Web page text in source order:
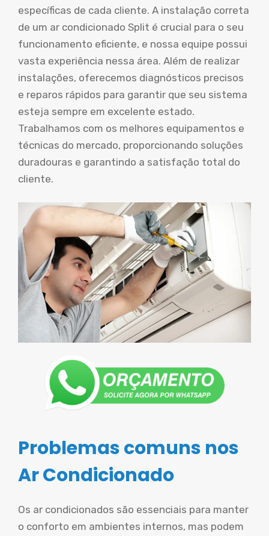
específicas de cada cliente. A instalação correta
de um ar condicionado Split é crucial para o seu
funcionamento eficiente, e nossa equipe possui
vasta experiência nessa área. Além de realizar
instalações, oferecemos diagnósticos precisos
e reparos rápidos para garantir que seu sistema
esteja sempre em excelente estado.
Trabalhamos com os melhores equipamentos e
técnicas do mercado, proporcionando soluções
duradouras e garantindo a satisfação total do
cliente.
Problemas comuns nos
Ar Condicionado
Os ar condicionados são essenciais para manter
o conforto em ambientes internos, mas podem